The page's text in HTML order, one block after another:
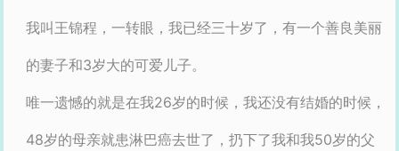
我叫王锦程，一转眼，我已经三十岁了，有一个善良美丽
的妻子和3岁大的可爱儿子。
唯一遗憾的就是在我26岁的时候，我还没有结婚的时候，
48岁的母亲就患淋巴癌去世了，扔下了我和我50岁的父